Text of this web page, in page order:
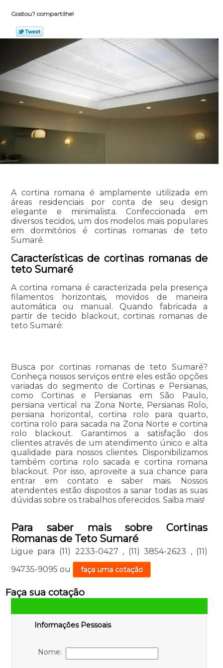
Gostou? compartilhe!
A cortina romana é amplamente utilizada em
áreas residenciais por conta de seu design
elegante e minimalista. Confeccionada em
diversos tecidos, um dos modelos mais populares
em dormitórios é cortinas romanas de teto
Sumaré.
Características de cortinas romanas de
teto Sumaré
A cortina romana é caracterizada pela presença
filamentos horizontais, movidos de maneira
automática ou manual. Quando fabricada a
partir de tecido blackout, cortinas romanas de
teto Sumaré:
Busca por cortinas romanas de teto Sumaré?
Conheça nossos serviços entre eles estão opções
variadas do segmento de Cortinas e Persianas,
como Cortinas e Persianas em São Paulo,
persiana vertical na Zona Norte, Persianas Rolo,
persiana horizontal, cortina rolo para quarto,
cortina rolo para sacada na Zona Norte e cortina
rolo blackout. Garantimos a satisfação dos
clientes através de um atendimento único e alta
qualidade para nossos clientes. Disponibilizamos
também cortina rolo sacada e cortina romana
blackout. Por isso, aproveite a sua chance para
entrar em contato e saber mais. Nossos
atendentes estão dispostos a sanar todas as suas
dúvidas sobre os trabalhos oferecidos. Saiba mais!
Para saber mais sobre Cortinas
Romanas de Teto Sumaré
Ligue para (11) 2233-0427 , (11) 3854-2623 , (11)
94735-9095 ou faça uma cotação
Faça sua cotação
Informações Pessoais
Nome: